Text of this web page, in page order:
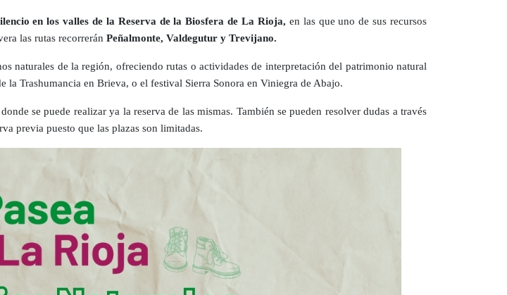
en los valles de la Reserva de la Biosfera de La Rioja, en las que uno de sus recursos
las rutas recorrerán Peñalmonte, Valdegutur y Trevijano.
naturales de la región, ofreciendo rutas o actividades de interpretación del patrimonio natural
Trashumancia en Brieva, o el festival Sierra Sonora en Viniegra de Abajo.
donde se puede realizar ya la reserva de las mismas. También se pueden resolver dudas a través
previa puesto que las plazas son limitadas.